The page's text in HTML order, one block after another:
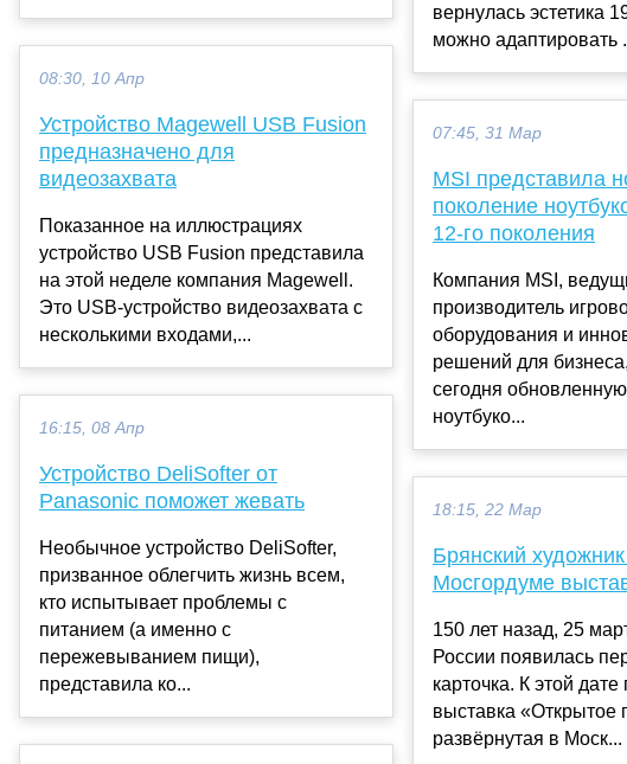
08:30, 10 Апр
Устройство Magewell USB Fusion
предназначено для
видеозахвата
Показанное на иллюстрациях
устройство USB Fusion представила
на этой неделе компания Magewell.
Это USB-устройство видеозахвата с
несколькими входами,...
16:15, 08 Апр
Устройство DeliSofter от
Panasonic поможет жевать
Необычное устройство DeliSofter,
призванное облегчить жизнь всем,
кто испытывает проблемы с
питанием (а именно с
пережевыванием пищи),
представила ко...
вернулась эстетика
можно адаптировать
07:45, 31 Мар
MSI представила
поколение
12-го поколения
Компания MSI,
производитель
оборудования и
решений для
сегодня
ноутбуко...
18:15, 22 Мар
Брянский
Мосгордуме
150 лет назад, 25
России появилась
карточка. К этой
выставка «Открытое
развёрнутая в Моск...